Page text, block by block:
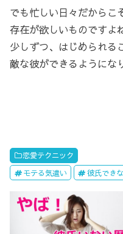
でも忙しい日々だからこ
存在が欲しいものですよ
少しずつ、はじめられる
敵な彼ができるようにな
恋愛テクニック
モテる気遣い
彼氏でき